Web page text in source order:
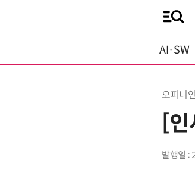
AI·SW
오피니언
[
발행일